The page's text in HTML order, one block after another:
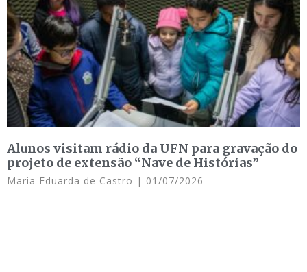
Alunos visitam rádio da UFN para gravação do
projeto de extensão “Nave de Histórias”
Maria Eduarda de Castro 01/07/2026